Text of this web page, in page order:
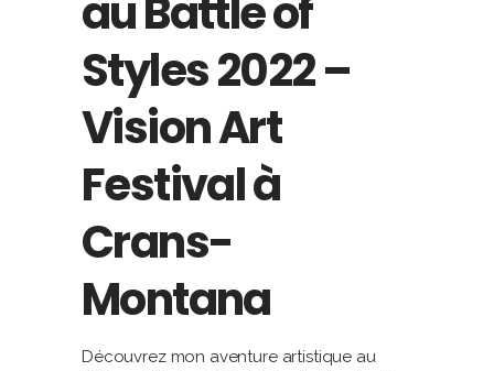
au Battle of
Styles 2022 –
Vision Art
Festival à
Crans-
Montana
Découvrez mon aventure artistique au